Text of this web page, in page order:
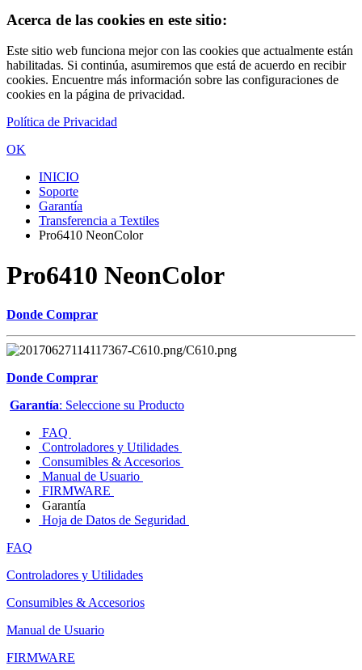
Acerca de las cookies en este sitio:
Este sitio web funciona mejor con las cookies que actualmente están
habilitadas. Si continúa, asumiremos que está de acuerdo en recibir
cookies. Encuentre más información sobre las configuraciones de
cookies en la página de privacidad.
Política de Privacidad
OK
INICIO
Soporte
Garantía
Transferencia a Textiles
Pro6410 NeonColor
Pro6410 NeonColor
Donde Comprar
Donde Comprar
Garantía: Seleccione su Producto
FAQ
Controladores y Utilidades
Consumibles & Accesorios
Manual de Usuario
FIRMWARE
Garantía
Hoja de Datos de Seguridad
FAQ
Controladores y Utilidades
Consumibles & Accesorios
Manual de Usuario
FIRMWARE